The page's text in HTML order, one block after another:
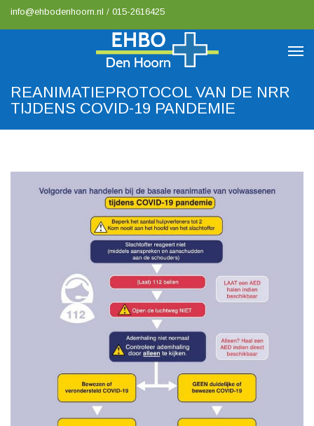
info@ehbodenhoorn.nl / 015-2616425
REANIMATIEPROTOCOL VAN DE NRR
TIJDENS COVID-19 PANDEMIE